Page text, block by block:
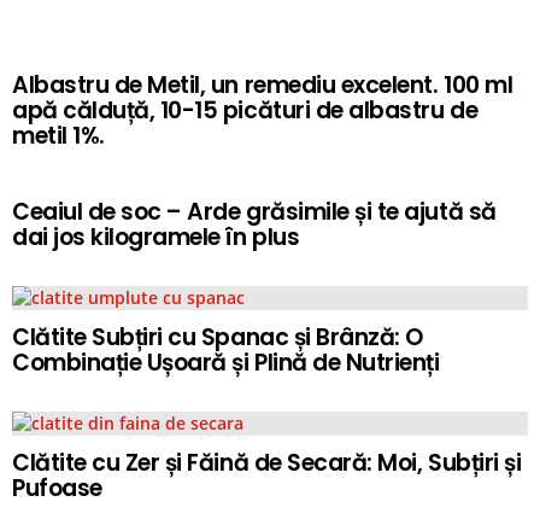
Albastru de Metil, un remediu excelent. 100 ml
apă călduță, 10-15 picături de albastru de
metil 1%.
Ceaiul de soc – Arde grăsimile și te ajută să
dai jos kilogramele în plus
Clătite Subțiri cu Spanac și Brânză: O
Combinație Ușoară și Plină de Nutrienți
Clătite cu Zer și Făină de Secară: Moi, Subțiri și
Pufoase